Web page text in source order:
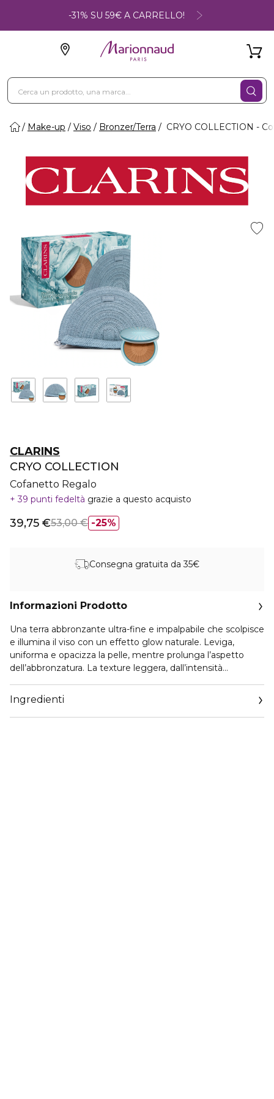
-31% SU 59€ A CARRELLO!
Make-up Viso Bronzer/Terra CRYO COLLECTION -
CLARINS
CRYO COLLECTION
Cofanetto Regalo
39 punti fedeltà grazie a questo acquisto
25%
39,75 €53,00 €
Consegna gratuita da 35€
Informazioni Prodotto
Una terra abbronzante ultra-fine e impalpabile che scolpisce
e illumina il viso con un effetto glow naturale. Leviga,
uniforma e opacizza la pelle, mentre prolunga l’aspetto
dell’abbronzatura. La texture leggera, dall’intensità
grazie all’olio di cocco biologico. Il risultato è impeccabile
con un effetto baciato dal sole.
Ingredienti